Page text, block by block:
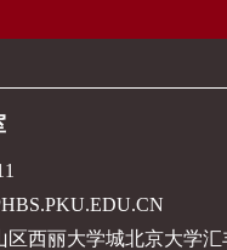
区西丽大学城北京大学汇